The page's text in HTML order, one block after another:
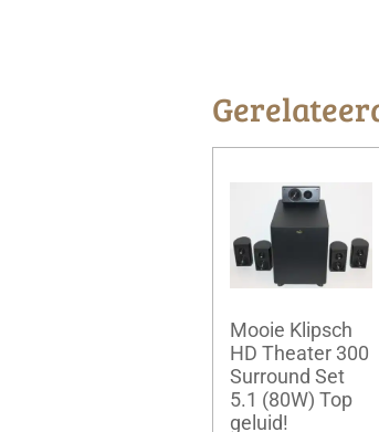
Mooie Klipsch
HD Theater 300
Surround Set
5.1 (80W) Top
geluid!